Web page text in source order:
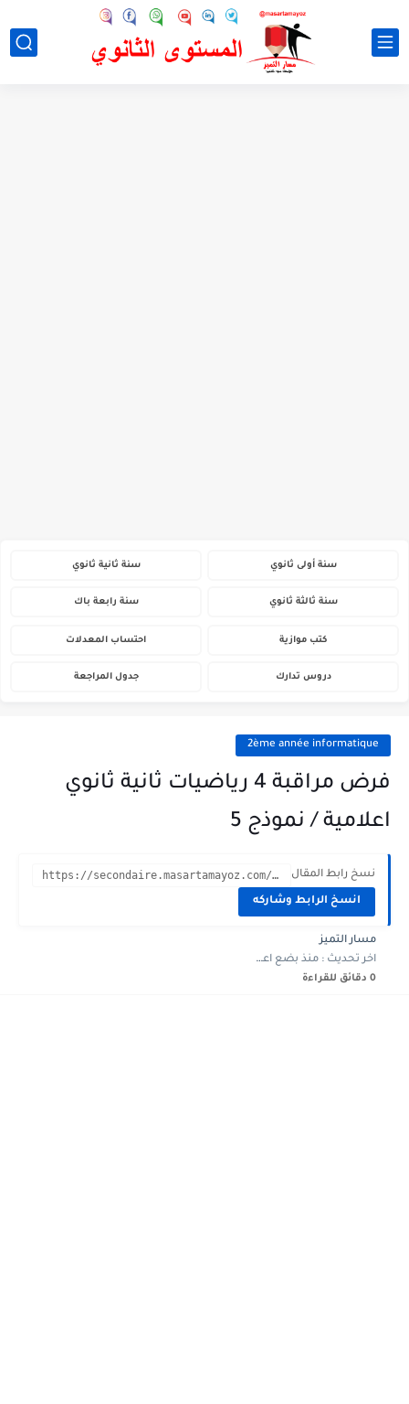
سنة أولى ثانوي سنة ثانية ثانوي
سنة ثالثة ثانوي سنة رابعة باك
كتب موازية احتساب المعدلات
دروس تدارك جدول المراجعة
2ème année informatique
فرض مراقبة 4 رياضيات ثانية ثانوي
اعلامية / نموذج 5
نسخ رابط المقال https://secondaire.masartamayoz.com/2023/12/devoir-controle-4-Math-2eme-annee-informatique-5.html?m=1
انسخ الرابط وشاركه
مسار التميز
اخر تحديث :منذ بضع اعوام
0 دقائق للقراءة